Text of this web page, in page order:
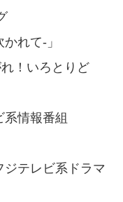
れて-」
！いろとりど
情報番組
テレビ系ドラマ